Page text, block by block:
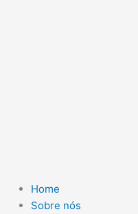
Home
Sobre nós